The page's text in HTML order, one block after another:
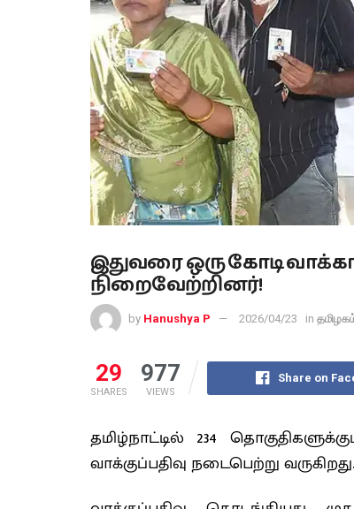
இதுவரை ஒரு கோடி
நிறைவேற்றினர்!
by Hanushya P 2026/04/23 in
29
SHARES
977
VIEWS
Share on
தமிழ்நாட்டில் 234
வாக்குப்பதிவு நடைபெற்று வருகிறது.